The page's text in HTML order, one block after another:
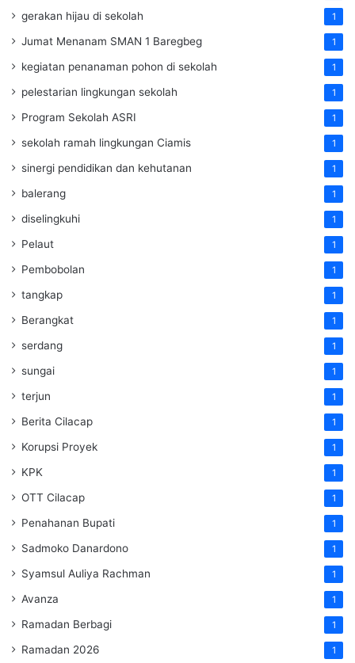
gerakan hijau di sekolah 1
Jumat Menanam SMAN 1 Baregbeg 1
kegiatan penanaman pohon di sekolah 1
pelestarian lingkungan sekolah 1
Program Sekolah ASRI 1
sekolah ramah lingkungan Ciamis 1
sinergi pendidikan dan kehutanan 1
balerang 1
diselingkuhi 1
Pelaut 1
Pembobolan 1
tangkap 1
Berangkat 1
serdang 1
sungai 1
terjun 1
Berita Cilacap 1
Korupsi Proyek 1
KPK 1
OTT Cilacap 1
Penahanan Bupati 1
Sadmoko Danardono 1
Syamsul Auliya Rachman 1
Avanza 1
Ramadan Berbagi 1
Ramadan 2026 1